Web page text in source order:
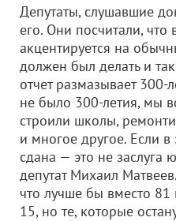
Депутаты, слушавшие
его. Они посчитали,
акцентируется на
должен был делать и
отчет размазывает
не было 300-летия, мы
строили школы,
и многое другое. Если
сдана — это не заслуга
депутат Михаил
что лучше бы вместо
15, но те, которые